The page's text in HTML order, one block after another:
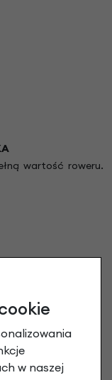
wartość roweru.
próbną. Pamiętaj
30 dni od dnia
w naszej